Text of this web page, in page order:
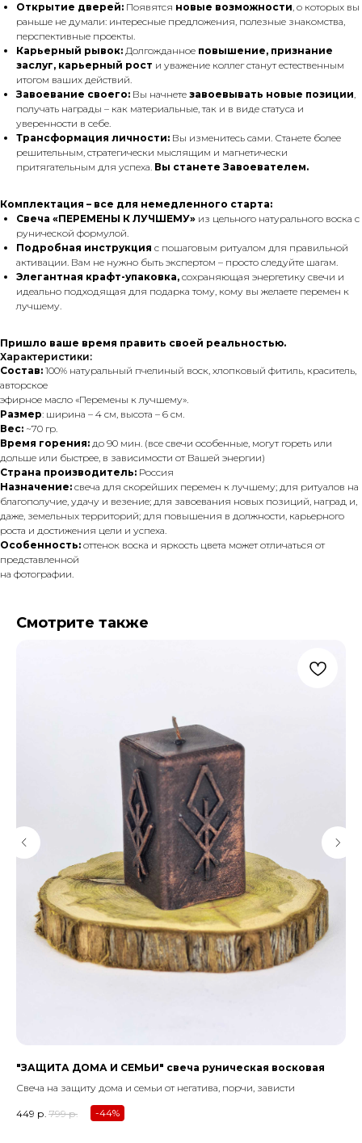
Открытие дверей: Появятся новые возможности, о которых вы
раньше не думали: интересные предложения, полезные знакомства,
перспективные проекты.
Карьерный рывок: Долгожданное повышение, признание
заслуг, карьерный рост и уважение коллег станут естественным
итогом ваших действий.
Завоевание своего: Вы начнете завоевывать новые позиции,
получать награды – как материальные, так и в виде статуса и
уверенности в себе.
Трансформация личности: Вы изменитесь сами. Станете более
решительным, стратегически мыслящим и магнетически
притягательным для успеха. Вы станете Завоевателем.
Комплектация – все для немедленного старта:
Свеча «ПЕРЕМЕНЫ К ЛУЧШЕМУ» из цельного натурального воска с
рунической формулой.
Подробная инструкция с пошаговым ритуалом для правильной
активации. Вам не нужно быть экспертом – просто следуйте шагам.
Элегантная крафт-упаковка, сохраняющая энергетику свечи и
идеально подходящая для подарка тому, кому вы желаете перемен к
лучшему.
Пришло ваше время править своей реальностью.
Характеристики:
Состав: 100% натуральный пчелиный воск, хлопковый фитиль, краситель,
авторское
эфирное масло «Перемены к лучшему».
Размер: ширина – 4 см, высота – 6 см.
Вес: ~70 гр.
Время горения: до 90 мин. (все свечи особенные, могут гореть или
дольше или быстрее, в зависимости от Вашей энергии)
Страна производитель: Россия
Назначение: свеча для скорейших перемен к лучшему; для ритуалов на
благополучие, удачу и везение; для завоевания новых позиций, наград и,
даже, земельных территорий; для повышения в должности, карьерного
роста и достижения цели и успеха.
Особенность: оттенок воска и яркость цвета может отличаться от
представленной
на фотографии.
Смотрите также
"ЗАЩИТА ДОМА И СЕМЬИ" свеча руническая восковая
Свеча на защиту дома и семьи от негатива, порчи, зависти
449 р. 799 р. -44%